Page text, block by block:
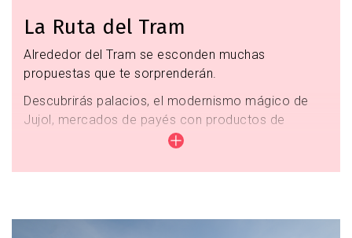
La Ruta del Tram
Alrededor del Tram se esconden muchas
propuestas que te sorprenderán.
Descubrirás palacios, el modernismo mágico de
Jujol, mercados de payés con productos de
proximidad, parques, actividades familiares y una